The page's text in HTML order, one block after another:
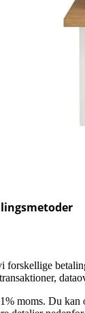
forskellige
moms. Du kan